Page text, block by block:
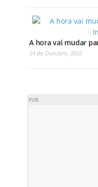
A hora vai mudar
24 de Outubro, 2025
PUB